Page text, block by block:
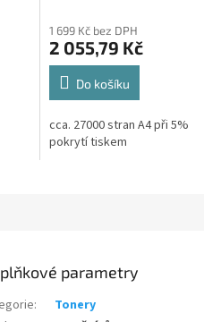
1 699 Kč bez DPH
2 055,79 Kč
Do košíku
cca. 27000 stran A4 při 5%
pokrytí tiskem
parametry
:
Tonery